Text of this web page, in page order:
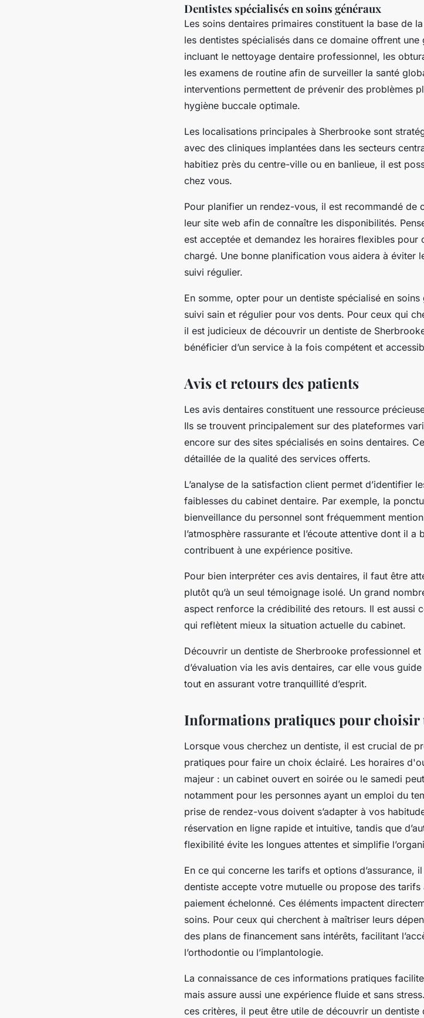
Dentistes spécialisés en soins généraux
Les soins dentaires primaires constituent la base de
les dentistes spécialisés dans ce domaine offrent
incluant le nettoyage dentaire professionnel, les
les examens de routine afin de surveiller la santé
interventions permettent de prévenir des problèmes
hygiène buccale optimale.
Les localisations principales à Sherbrooke sont
avec des cliniques implantées dans les secteurs
habitiez près du centre-ville ou en banlieue, il est
chez vous.
Pour planifier un rendez-vous, il est recommandé de
leur site web afin de connaître les disponibilités.
est acceptée et demandez les horaires flexibles
chargé. Une bonne planification vous aidera à éviter
suivi régulier.
En somme, opter pour un dentiste spécialisé en
suivi sain et régulier pour vos dents. Pour ceux qui
il est judicieux de découvrir un dentiste de
bénéficier d’un service à la fois compétent et
Avis et retours des patients
Les avis dentaires constituent une ressource
Ils se trouvent principalement sur des plateformes
encore sur des sites spécialisés en soins dentaires.
détaillée de la qualité des services offerts.
L’analyse de la satisfaction client permet d’identifier
faiblesses du cabinet dentaire. Par exemple, la
bienveillance du personnel sont fréquemment
l’atmosphère rassurante et l’écoute attentive dont il
contribuent à une expérience positive.
Pour bien interpréter ces avis dentaires, il faut être
plutôt qu’à un seul témoignage isolé. Un grand
aspect renforce la crédibilité des retours. Il est aussi
qui reflètent mieux la situation actuelle du cabinet.
Découvrir un dentiste de Sherbrooke professionnel
d’évaluation via les avis dentaires, car elle vous
tout en assurant votre tranquillité d’esprit.
Informations pratiques pour choisir
Lorsque vous cherchez un dentiste, il est crucial de
pratiques pour faire un choix éclairé. Les horaires
majeur : un cabinet ouvert en soirée ou le samedi
notamment pour les personnes ayant un emploi du
prise de rendez-vous doivent s’adapter à vos
réservation en ligne rapide et intuitive, tandis que
flexibilité évite les longues attentes et simplifie
En ce qui concerne les tarifs et options d’assurance,
dentiste accepte votre mutuelle ou propose des
paiement échelonné. Ces éléments impactent
soins. Pour ceux qui cherchent à maîtriser leurs
des plans de financement sans intérêts, facilitant
l’orthodontie ou l’implantologie.
La connaissance de ces informations pratiques
mais assure aussi une expérience fluide et sans
ces critères, il peut être utile de découvrir un